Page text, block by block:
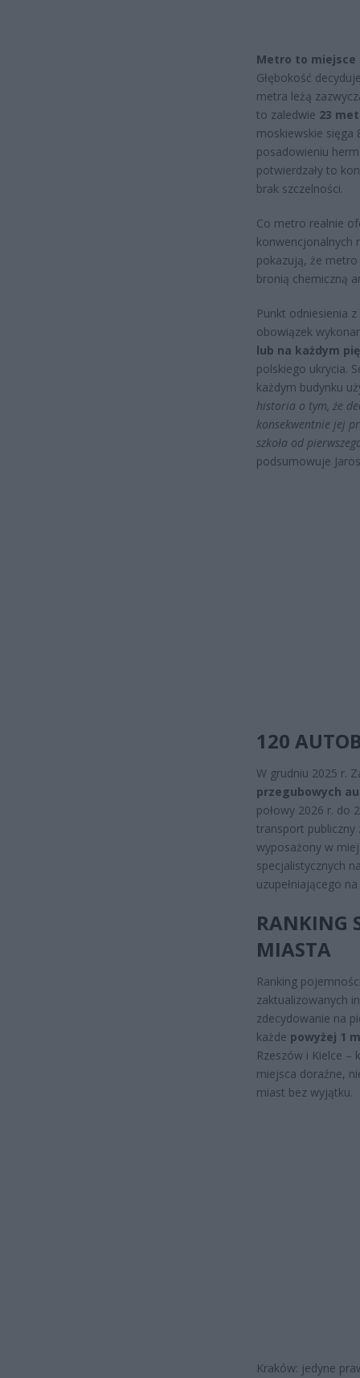
Metro to miejsce
Głębokość
metra leżą
to zaledwie 23
moskiewskie sięga
posadowieniu
potwierdzały to
brak szczelności.
Co metro realnie
konwencjonalnych
pokazują, że
bronią chemiczną
Punkt odniesienia
obowiązek
lub na każdym
polskiego ukrycia.
każdym budynku
historia o tym, że
konsekwentnie jej
szkoła od
podsumowuje
120
W grudniu 2025 r.
przegubowych
połowy 2026 r. do
transport publiczny
wyposażony w
specjalistycznych
uzupełniającego
RANKING
MIASTA
Ranking
zaktualizowanych
zdecydowanie na
każde powyżej 1
Rzeszów i Kielce –
miejsca doraźne,
miast bez wyjątku.
Kraków: jedyne